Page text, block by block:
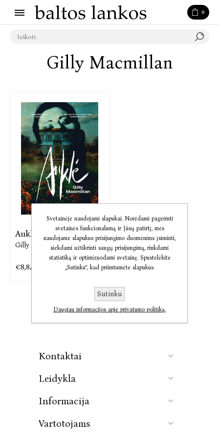
0
Gilly Macmillan
Auklė
Gilly Macmillan
€8,84
Kontaktai
Leidykla
Informacija
Vartotojams
Svetainėje naudojami slapukai. Norėdami pagerinti
svetainės funkcionalumą ir Jūsų patirtį, mes
naudojame slapukus prisijungimo duomenims įsiminti,
siekdami užtikrinti saugų prisijungimą, rinkdami
statistiką ir optimizuodami svetainę. Spustelėkite
„Sutinku“, kad priimtumėte slapukus.
Sutinku
Daugiau informacijos apie privatumo politiką.